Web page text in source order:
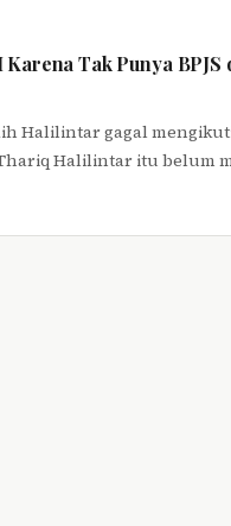
Tak Punya BPJS
Halilintar gagal mengikuti
Halilintar itu belum